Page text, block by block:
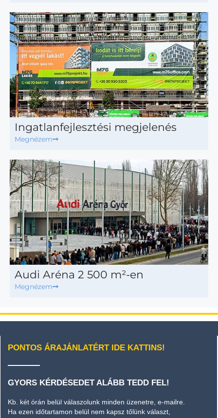
Ingatlanfejlesztési megjelenés
Megnézem
Audi Aréna 2 500 m²-en
Megnézem
PONTOS ÁRAJÁNLATÉRT IDE KATTINS!
GYORS KÉRDÉSEDET ALÁBB TEDD FEL!
Kb. két órán belül válaszolunk minden üzenetre, e-mailre.
Ha ezen időtartamon belül nem kapsz tőlünk választ,